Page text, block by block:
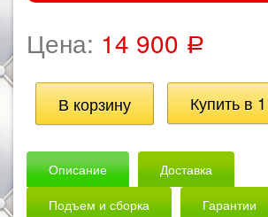
Цена: 14 900 Р
Описание
Доставка
Подъем и сборка
Гарантии